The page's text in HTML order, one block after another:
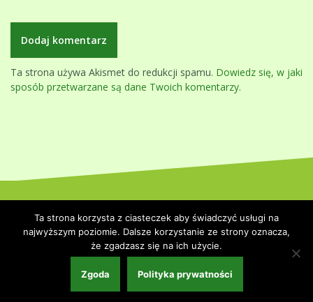
Ta strona używa Akismet do redukcji spamu. Dowiedz się, w jaki
sposób przetwarzane są dane Twoich komentarzy.
Themeisle.
Strona główna
Polityka prywatności
Współpraca i kontakt
Ta strona korzysta z ciasteczek aby świadczyć usługi na
najwyższym poziomie. Dalsze korzystanie ze strony oznacza,
że zgadzasz się na ich użycie.
Zgoda Polityka prywatności